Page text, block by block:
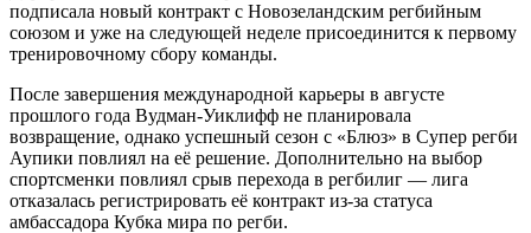
подписала новый контракт с Новозеландским регбийным
союзом и уже на следующей неделе присоединится к первому
тренировочному сбору команды.
После завершения международной карьеры в августе
прошлого года Вудман-Уиклифф не планировала
возвращение, однако успешный сезон с «Блюз» в Супер регби
Аупики повлиял на её решение. Дополнительно на выбор
спортсменки повлиял срыв перехода в регбилиг — лига
отказалась регистрировать её контракт из-за статуса
амбассадора Кубка мира по регби.